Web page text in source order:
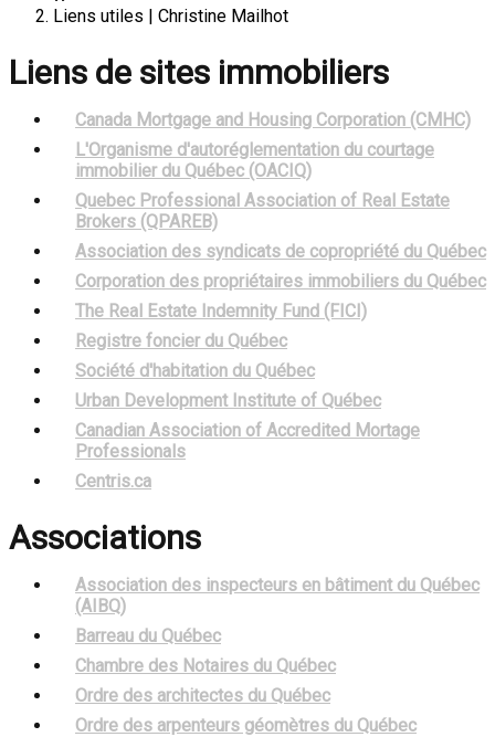
Liens utiles | Christine Mailhot
Liens de sites immobiliers
Canada Mortgage and Housing Corporation (CMHC)
L'Organisme d'autoréglementation du courtage
immobilier du Québec (OACIQ)
Quebec Professional Association of Real Estate
Brokers (QPAREB)
Association des syndicats de copropriété du Québec
Corporation des propriétaires immobiliers du Québec
The Real Estate Indemnity Fund (FICI)
Registre foncier du Québec
Société d'habitation du Québec
Urban Development Institute of Québec
Canadian Association of Accredited Mortage
Professionals
Centris.ca
Associations
Association des inspecteurs en bâtiment du Québec
(AIBQ)
Barreau du Québec
Chambre des Notaires du Québec
Ordre des architectes du Québec
Ordre des arpenteurs géomètres du Québec